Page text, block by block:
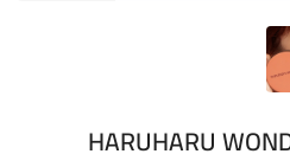
HARUHARU